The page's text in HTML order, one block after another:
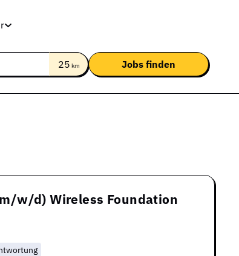
25 km
w/d) Wireless Foundation